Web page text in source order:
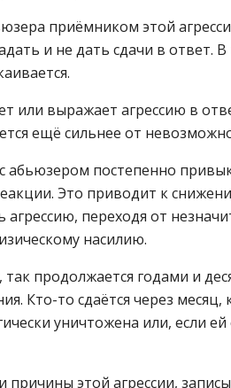
приёмником этой
и не дать сдачи в
или выражает агрессию в
ещё сильнее от
постепенно
Это приводит к
переходя от
насилию.
так продолжается годами и
Кто-то сдаётся через
уничтожена или, если
причины этой агрессии,